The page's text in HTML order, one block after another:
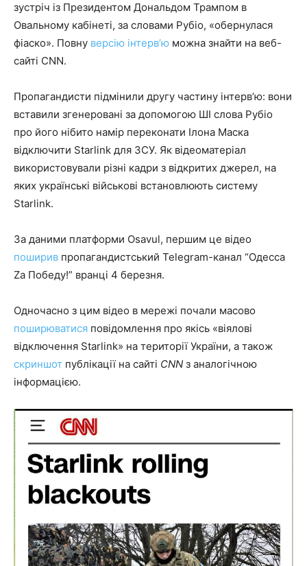
зустріч із Президентом Дональдом Трампом в
Овальному кабінеті, за словами Рубіо, «обернулася
фіаско». Повну версію інтерв’ю можна знайти на веб-
сайті CNN.
Пропагандисти підмінили другу частину інтерв’ю: вони
вставили згенеровані за допомогою ШІ слова Рубіо
про його нібито намір переконати Ілона Маска
відключити Starlink для ЗСУ. Як відеоматеріал
використовували різні кадри з відкритих джерел, на
яких українські військові встановлюють систему
Starlink.
За даними платформи Osavul, першим це відео
поширив пропагандистський Telegram-канал “Одесса
Zа Победу!” вранці 4 березня.
Одночасно з цим відео в мережі почали масово
поширюватися повідомлення про якісь «віялові
відключення Starlink» на території України, а також
скриншот публікації на сайті CNN з аналогічною
інформацією.